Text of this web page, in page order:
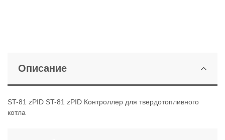
Описание
ST-81 zPID ST-81 zPID Контроллер для твердотопливного
котла